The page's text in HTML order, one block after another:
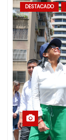
DESTACADO